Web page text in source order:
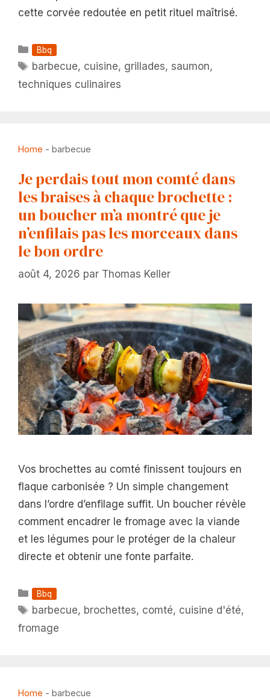
cette corvée redoutée en petit rituel maîtrisé.
Catégories
Bbq
Étiquettes
barbecue, cuisine, grillades, saumon,
techniques culinaires
Home - barbecue
Je perdais tout mon comté dans
les braises à chaque brochette :
un boucher m’a montré que je
n’enfilais pas les morceaux dans
le bon ordre
août 4, 2026 par Thomas Keller
Vos brochettes au comté finissent toujours en
flaque carbonisée ? Un simple changement
dans l’ordre d’enfilage suffit. Un boucher révèle
comment encadrer le fromage avec la viande
et les légumes pour le protéger de la chaleur
directe et obtenir une fonte parfaite.
Catégories
Bbq
Étiquettes
barbecue, brochettes, comté, cuisine d'été,
fromage
Home - barbecue